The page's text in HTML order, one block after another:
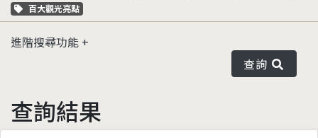
關鍵字標籤
百大觀光亮點
進階搜尋功能
查詢
查詢結果